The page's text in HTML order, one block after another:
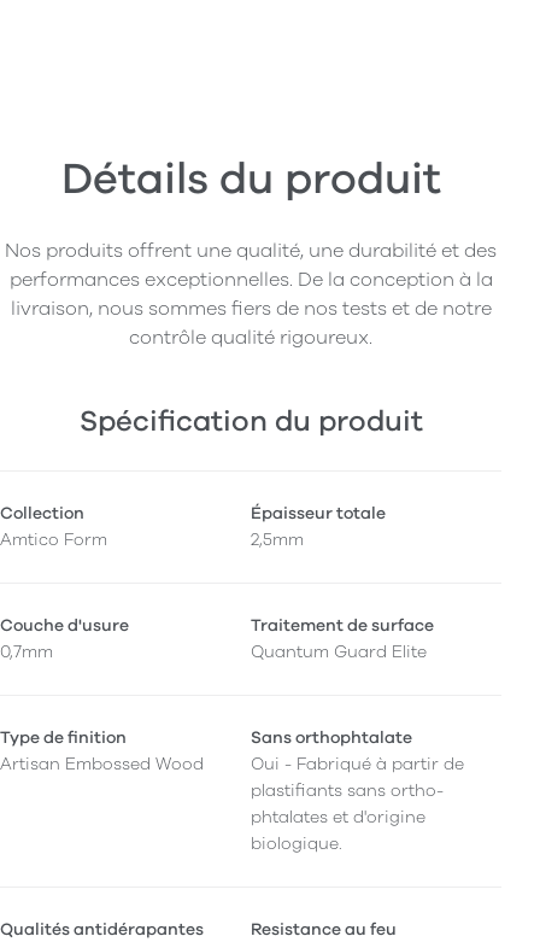
Détails du produit
Nos produits offrent une qualité, une durabilité et des
performances exceptionnelles. De la conception à la
livraison, nous sommes fiers de nos tests et de notre
contrôle qualité rigoureux.
Spécification du produit
Collection
Amtico Form
Épaisseur totale
2,5mm
Couche d'usure
0,7mm
Traitement de surface
Quantum Guard Elite
Type de finition
Artisan Embossed Wood
Sans orthophtalate
Oui - Fabriqué à partir de
plastifiants sans ortho-
phtalates et d'origine
biologique.
Qualités antidérapantes
Resistance au feu